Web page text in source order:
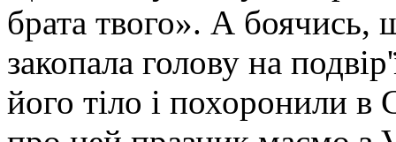
брата твого». А боячись,
закопала голову на
його тіло і похоронили в